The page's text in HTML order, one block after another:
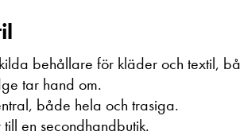
behållare för kläder och textil,
tar hand om.
både hela och trasiga.
en secondhandbutik.